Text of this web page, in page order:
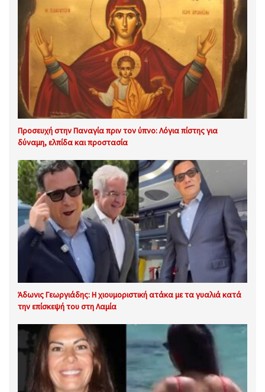
Προσευχή στην Παναγία πριν τον ύπνο: Λόγια πίστης για
δύναμη, ελπίδα και προστασία
Άδωνις Γεωργιάδης: Η χιουμοριστική ατάκα με τα γυαλιά κατά
την επίσκεψή του στη Λαμία